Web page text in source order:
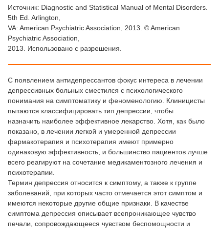
Источник: Diagnostic and Statistical Manual of Mental Disorders.
5th Ed. Arlington,
VA: American Psychiatric Association, 2013. © American
Psychiatric Association,
2013. Использовано с разрешения.
С появлением антидепрессантов фокус интереса в лечении
депрессивных больных сместился с психологического
понимания на симптоматику и феноменологию. Клиницисты
пытаются классифицировать тип депрессии, чтобы
назначить наиболее эффективное лекарство. Хотя, как было
показано, в лечении легкой и умеренной депрессии
фармакотерапия и психотерапия имеют примерно
одинаковую эффективность, и большинство пациентов лучше
всего реагируют на сочетание медикаментозного лечения и
психотерапии.
Термин депрессия относится к симптому, а также к группе
заболеваний, при которых часто отмечается этот симптом и
имеются некоторые другие общие признаки. В качестве
симптома депрессия описывает всепроникающее чувство
печали, сопровождающееся чувством беспомощности и